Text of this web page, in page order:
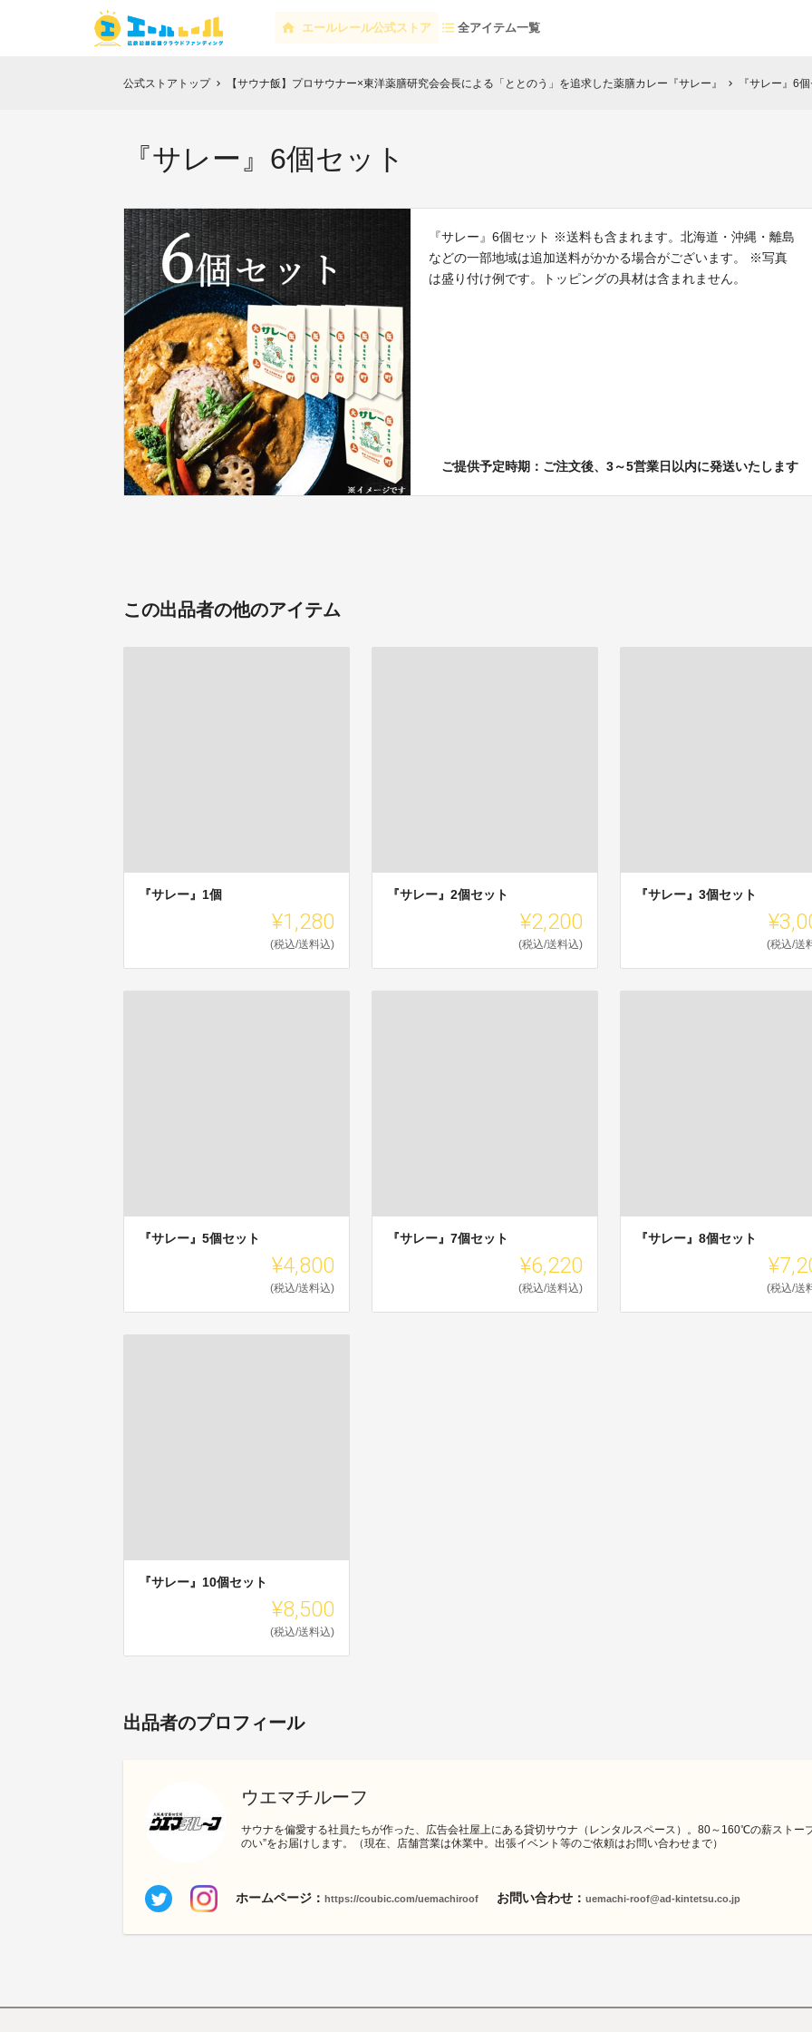
エールレール公式ストア 全アイテム一覧
公式ストアトップ chevron_right 【サウナ飯】プロサウナー×東洋薬膳研究会会長による「ととのう」を追求した薬膳カレー『サレー』 chevron_right 『サレー』6
『サレー』6個セット
『サレー』6個セット ※送料も含まれます。北海道・沖縄・離島
などの一部地域は追加送料がかかる場合がございます。 ※写真
は盛り付け例です。トッピングの具材は含まれません。
ご提供予定時期：ご注文後、3～5営業日以内に発送いたします
この出品者の他のアイテム
『サレー』1個
¥1,280
(税込/送料込)
『サレー』2個セット
¥2,200
(税込/送料込)
『サレー』3個セット
(税込/送
『サレー』5個セット
¥4,800
(税込/送料込)
『サレー』7個セット
¥6,220
(税込/送料込)
『サレー』8個セット
(税込/送
『サレー』10個セット
¥8,500
(税込/送料込)
出品者のプロフィール
ウエマチルーフ
サウナを偏愛する社員たちが作った、広告会社屋上にある貸切サウナ（レンタルスペース）。80～160℃の薪ストー
のい”をお届けします。（現在、店舗営業は休業中。出張イベント等のご依頼はお問い合わせまで）
ホームページ： https://coubic.com/uemachiroof お問い合わせ： uemachi-roof@ad-kintetsu.co.jp